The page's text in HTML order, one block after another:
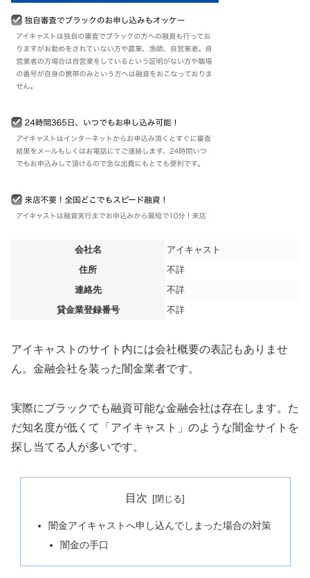
会社名
アイキャスト
住所
不詳
連絡先
不詳
貸金業登録番号
不詳
アイキャストのサイト内には会社概要の表記もありませ
ん。金融会社を装った闇金業者です。
実際にブラックでも融資可能な金融会社は存在します。た
だ知名度が低くて「アイキャスト」のような闇金サイトを
探し当てる人が多いです。
目次
闇金アイキャストへ申し込んでしまった場合の対策
闇金の手口